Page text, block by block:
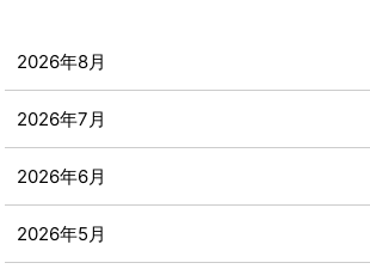
2026年8月
2026年7月
2026年6月
2026年5月